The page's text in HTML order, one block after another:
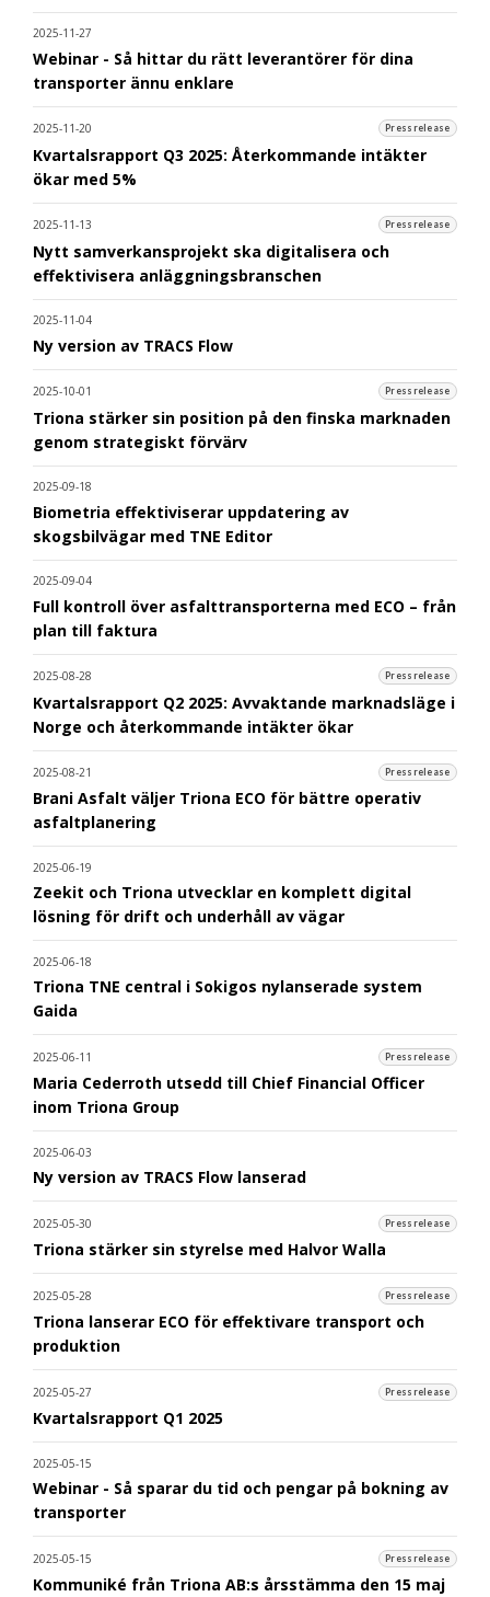
2025-11-27
Webinar - Så hittar du rätt leverantörer för dina
transporter ännu enklare
2025-11-20 Pressrelease
Kvartalsrapport Q3 2025: Återkommande intäkter
ökar med 5%
2025-11-13 Pressrelease
Nytt samverkansprojekt ska digitalisera och
effektivisera anläggningsbranschen
2025-11-04
Ny version av TRACS Flow
2025-10-01 Pressrelease
Triona stärker sin position på den finska marknaden
genom strategiskt förvärv
2025-09-18
Biometria effektiviserar uppdatering av
skogsbilvägar med TNE Editor
2025-09-04
Full kontroll över asfalttransporterna med ECO – från
plan till faktura
2025-08-28 Pressrelease
Kvartalsrapport Q2 2025: Avvaktande marknadsläge i
Norge och återkommande intäkter ökar
2025-08-21 Pressrelease
Brani Asfalt väljer Triona ECO för bättre operativ
asfaltplanering
2025-06-19
Zeekit och Triona utvecklar en komplett digital
lösning för drift och underhåll av vägar
2025-06-18
Triona TNE central i Sokigos nylanserade system
Gaida
2025-06-11 Pressrelease
Maria Cederroth utsedd till Chief Financial Officer
inom Triona Group
2025-06-03
Ny version av TRACS Flow lanserad
2025-05-30 Pressrelease
Triona stärker sin styrelse med Halvor Walla
2025-05-28 Pressrelease
Triona lanserar ECO för effektivare transport och
produktion
2025-05-27 Pressrelease
Kvartalsrapport Q1 2025
2025-05-15
Webinar - Så sparar du tid och pengar på bokning av
transporter
2025-05-15 Pressrelease
Kommuniké från Triona AB:s årsstämma den 15 maj